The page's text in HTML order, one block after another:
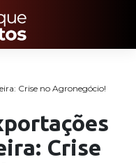
Crise no Agronegócio!
Crise